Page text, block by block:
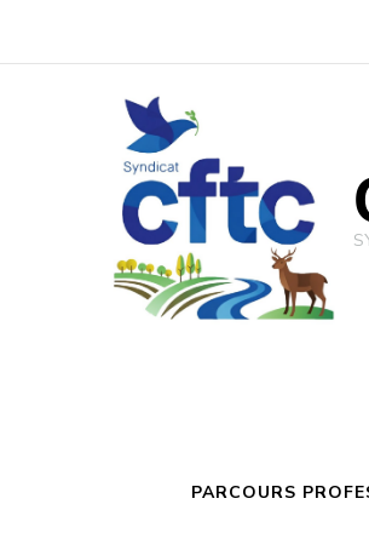
PARCOURS